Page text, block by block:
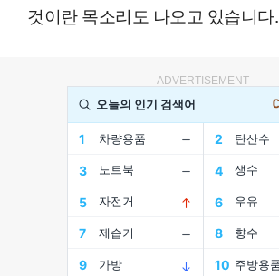
것이란 목소리도 나오고 있습니다.
ADVERTISEMENT